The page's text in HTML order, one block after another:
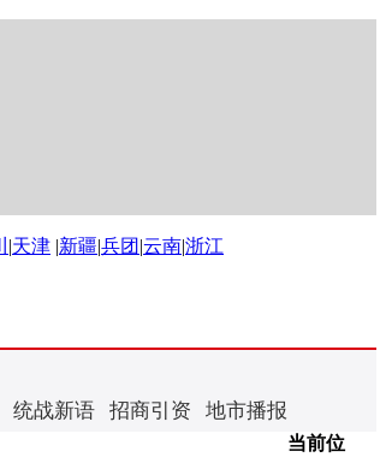
|天津 |新疆|兵团 |云南|浙江
统战新语 招商引资 地市播报
当前位